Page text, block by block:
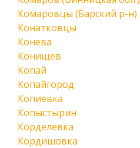
Комаровцы (Барский р-н)
Конатковцы
Конева
Конищев
Копай
Копайгород
Копиевка
Копыстырин
Корделевка
Кордишовка